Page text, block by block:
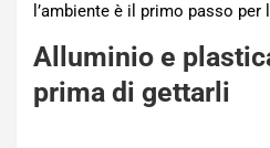
l’ambiente è il primo passo
Alluminio e
prima di gettarli